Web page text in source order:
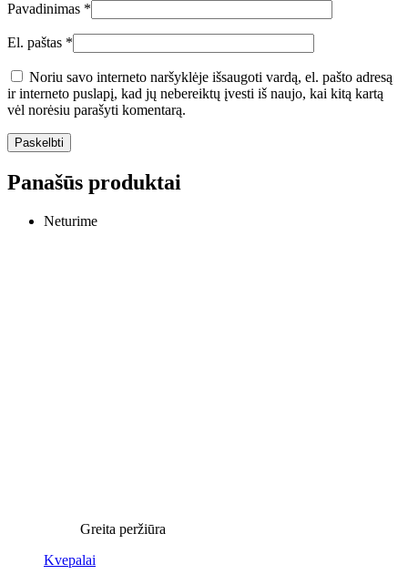
Pavadinimas *
El. paštas *
Noriu savo interneto naršyklėje išsaugoti vardą, el. pašto adresą
ir interneto puslapį, kad jų nebereiktų įvesti iš naujo, kai kitą kartą
vėl norėsiu parašyti komentarą.
Panašūs produktai
Neturime
Greita peržiūra
Kvepalai